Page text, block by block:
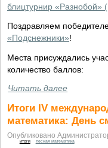
блицтурнир «Разнобой»
Поздравляем
«Подснежники»!
Места присуждались
количество баллов:
Читать далее
Итоги IV
математика: День
Опубликовано
итоги лесная математика